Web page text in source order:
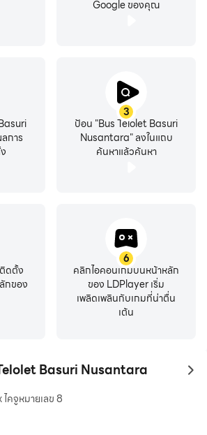
Google ของคุณ
3
ป้อน "Bus Telolet Basuri
Nusantara" ลงในแถบ
ค้นหาแล้วค้นหา
การ
ดตั้ง
กของ
6
คลิกไอคอนเกมบนหน้าหลัก
ของ LDPlayer เริ่ม
เพลิดเพลินกับเกมที่น่าตื่น
เต้น
Basuri Nusantara to
ไคจูหมายเลข 8